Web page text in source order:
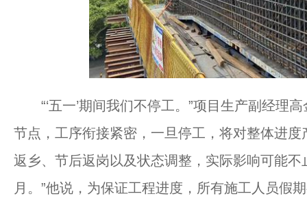
“‘五一’期间我们不停工。”项目生产副经理
节点，工序衔接紧密，一旦停工，将对整体进
返乡、节后返岗以及状态调整，实际影响可能
月。”他说，为保证工程进度，所有施工人员假